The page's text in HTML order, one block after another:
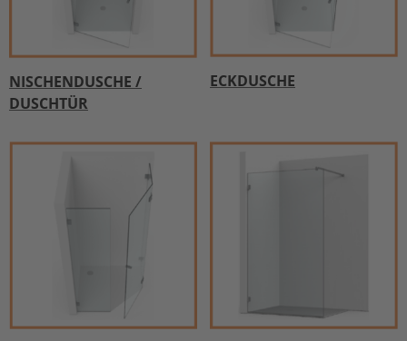
maßgefertigt. Schnelle Lieferzeit.
Aufmaß & Montage.
BERATUNG IM SHOWROOM
NISCHENDUSCHE /
DUSCHTÜR
ECKDUSCHE